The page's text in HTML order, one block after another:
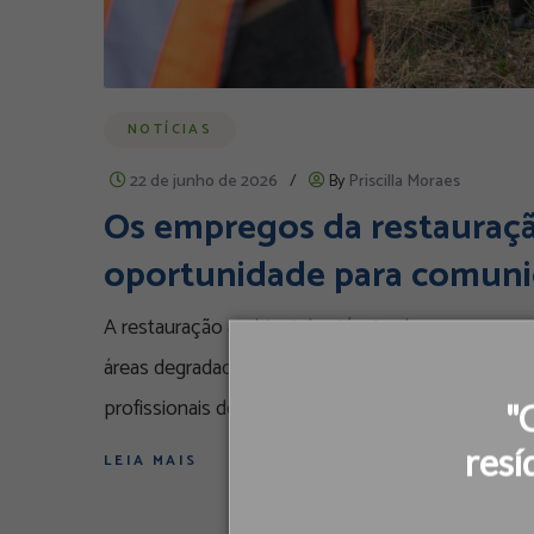
NOTÍCIAS
22 de junho de 2026 / By Priscilla Moraes
Os empregos da
oportunidade para
A restauração ambiental está criando uma nova
áreas degradadas, essa atividade impulsiona a
profissionais de diferentes áreas. Em um cenário
LEIA MAIS